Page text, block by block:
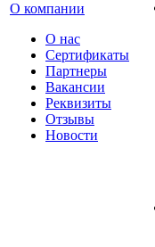
О компании
О нас
Сертификаты
Партнеры
Вакансии
Реквизиты
Отзывы
Новости